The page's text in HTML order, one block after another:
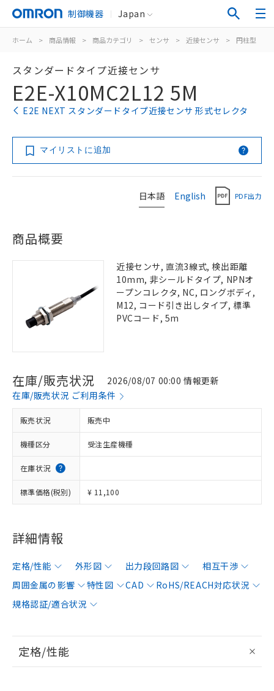
制御機器 Japan
ホーム > 商品情報 > 商品カテゴリ > センサ > 近接センサ > 円柱型
スタンダードタイプ近接センサ
E2E-X10MC2L12 5M
E2E NEXT スタンダードタイプ近接センサ 形式セレクタ
マイリストに追加
日本語 English PDF出力
商品概要
近接センサ, 直流3線式, 検出距離
10mm, 非シールドタイプ, NPNオ
ープンコレクタ, NC, ロングボディ,
M12, コード引き出しタイプ, 標準
PVCコード, 5m
在庫/販売状況
2026/08/07 00:00 情報更新
在庫/販売状況 ご利用条件
販売状況 販売中
機種区分 受注生産機種
在庫状況
標準価格(税別) ¥ 11,100
詳細情報
定格/性能 外形図 出力段回路図
相互干渉
周囲金属の影響
特性図 CAD
RoHS/REACH対応状況
規格認証/適合状況
定格/性能